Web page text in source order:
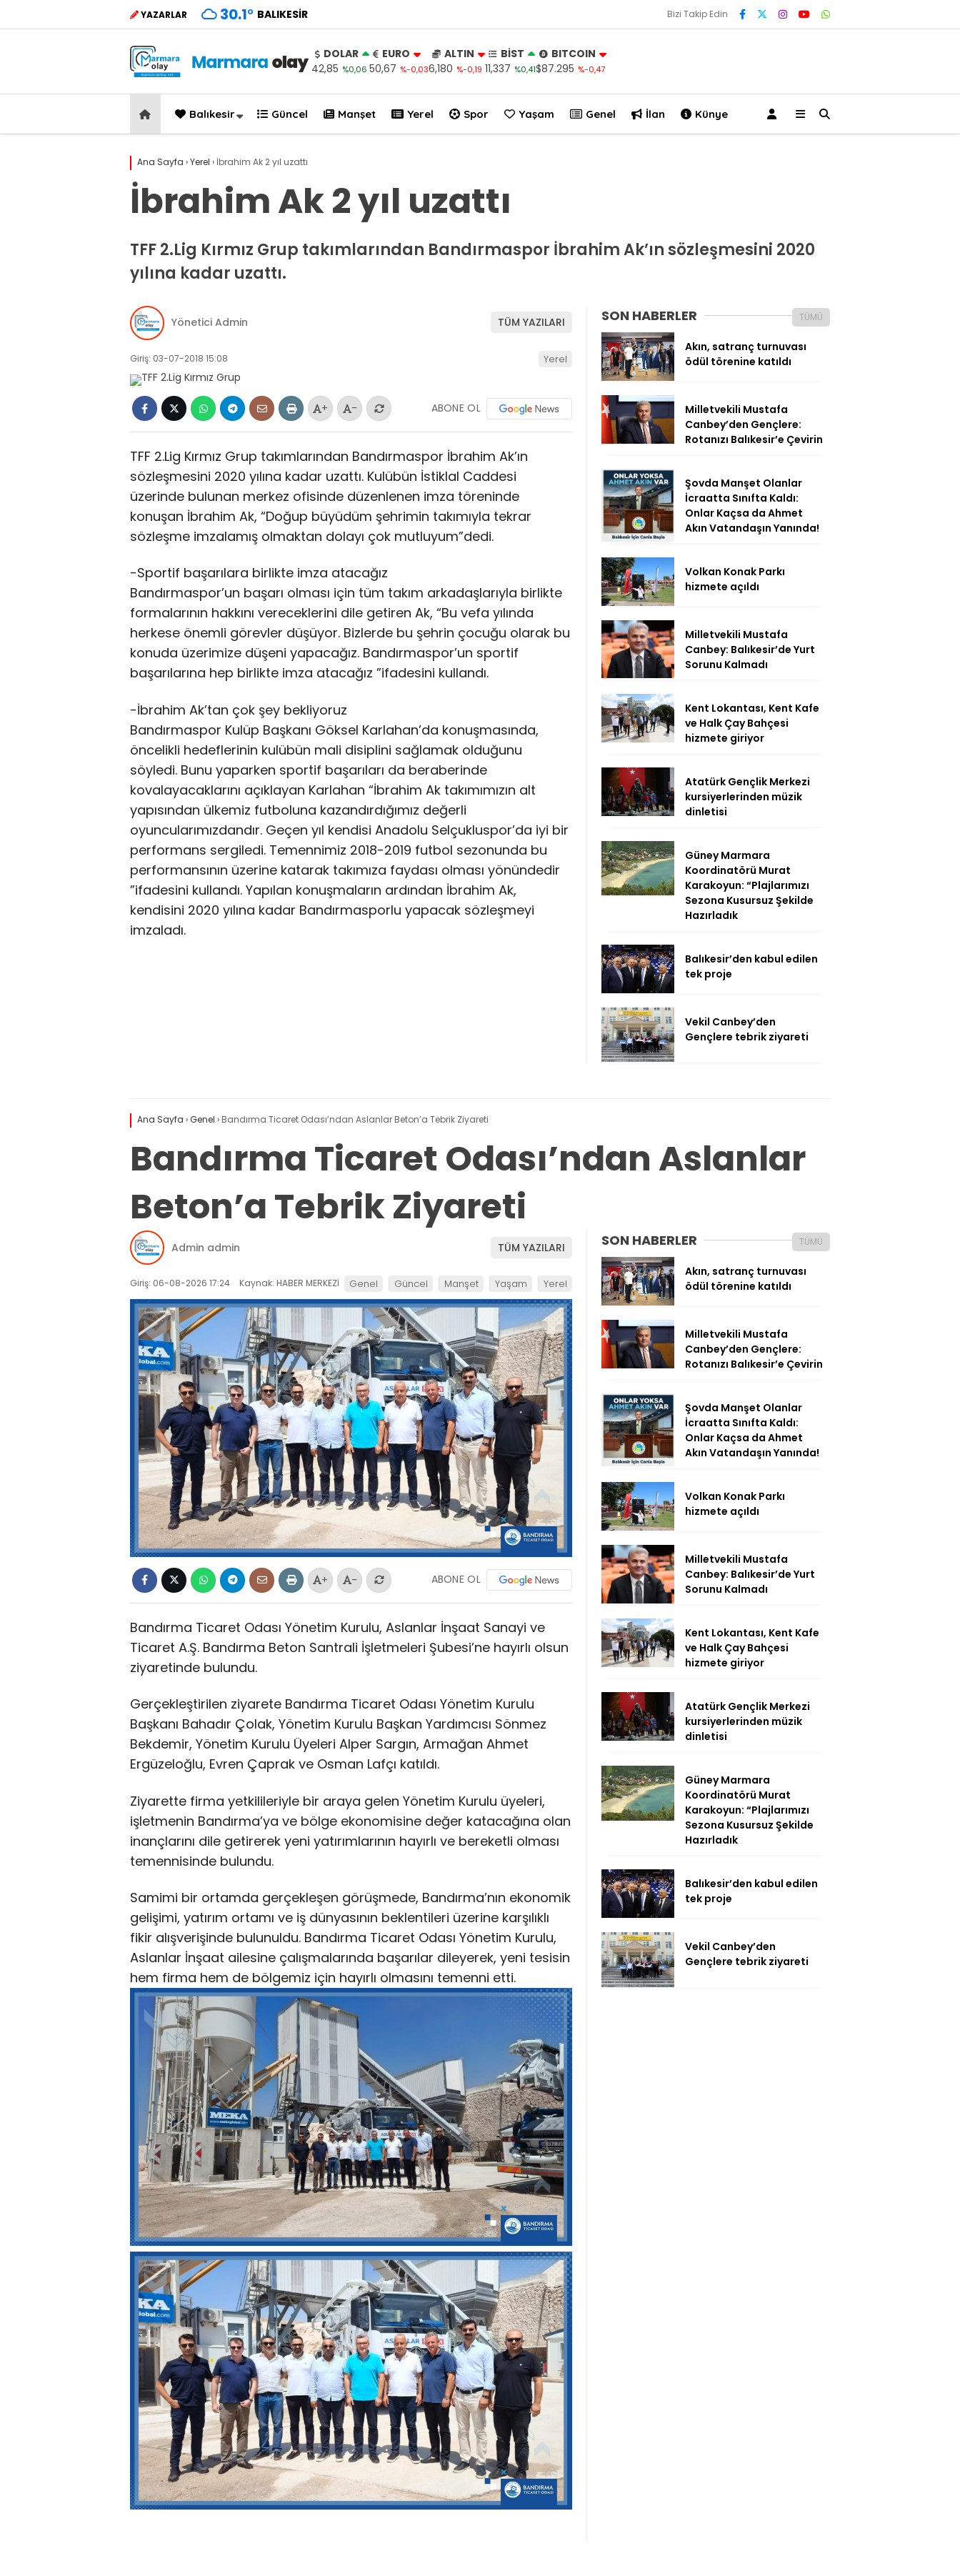
YAZARLAR 30.1° BALIKESIR Bizi Takip Edin
DOLAR
42,85 %0,06
EURO
50,67 %-0,03
ALTIN
6,180 %-0,19
BİST
11,337 %0,41
BITCOIN
$87.295 %-0,47
Balıkesir Güncel Manşet Yerel Spor Yaşam Genel İlan Künye
Ana Sayfa ›Yerel › İbrahim Ak 2 yıl uzattı
İbrahim Ak 2 yıl uzattı
TFF 2.Lig Kırmız Grup takımlarından Bandırmaspor İbrahim Ak’ın sözleşmesini 2020
yılına kadar uzattı.
Yönetici Admin TÜM YAZILARI
Giriş: 03-07-2018 15:08 Yerel
+ - ABONE OL
TFF 2.Lig Kırmız Grup takımlarından Bandırmaspor İbrahim Ak’ın
sözleşmesini 2020 yılına kadar uzattı. Kulübün İstiklal Caddesi
üzerinde bulunan merkez ofisinde düzenlenen imza töreninde
konuşan İbrahim Ak, “Doğup büyüdüm şehrimin takımıyla tekrar
sözleşme imzalamış olmaktan dolayı çok mutluyum”dedi.
-Sportif başarılara birlikte imza atacağız
Bandırmaspor’un başarı olması için tüm takım arkadaşlarıyla birlikte
formalarının hakkını vereceklerini dile getiren Ak, “Bu vefa yılında
herkese önemli görevler düşüyor. Bizlerde bu şehrin çocuğu olarak bu
konuda üzerimize düşeni yapacağız. Bandırmaspor’un sportif
başarılarına hep birlikte imza atacağız ”ifadesini kullandı.
-İbrahim Ak’tan çok şey bekliyoruz
Bandırmaspor Kulüp Başkanı Göksel Karlahan’da konuşmasında,
öncelikli hedeflerinin kulübün mali disiplini sağlamak olduğunu
söyledi. Bunu yaparken sportif başarıları da beraberinde
kovalayacaklarını açıklayan Karlahan “İbrahim Ak takımımızın alt
yapısından ülkemiz futboluna kazandırdığımız değerli
oyuncularımızdandır. Geçen yıl kendisi Anadolu Selçukluspor’da iyi bir
performans sergiledi. Temennimiz 2018-2019 futbol sezonunda bu
performansının üzerine katarak takımıza faydası olması yönündedir
”ifadesini kullandı. Yapılan konuşmaların ardından İbrahim Ak,
kendisini 2020 yılına kadar Bandırmasporlu yapacak sözleşmeyi
imzaladı.
SON HABERLER TÜMÜ
Akın, satranç turnuvası
ödül törenine katıldı
Milletvekili Mustafa
Canbey’den Gençlere:
Rotanızı Balıkesir’e Çevirin
Şovda Manşet Olanlar
İcraatta Sınıfta Kaldı:
Onlar Kaçsa da Ahmet
Akın Vatandaşın Yanında!
Volkan Konak Parkı
hizmete açıldı
Milletvekili Mustafa
Canbey: Balıkesir’de Yurt
Sorunu Kalmadı
Kent Lokantası, Kent Kafe
ve Halk Çay Bahçesi
hizmete giriyor
Atatürk Gençlik Merkezi
kursiyerlerinden müzik
dinletisi
Güney Marmara
Koordinatörü Murat
Karakoyun: “Plajlarımızı
Sezona Kusursuz Şekilde
Hazırladık
Balıkesir’den kabul edilen
tek proje
Vekil Canbey’den
Gençlere tebrik ziyareti
Ana Sayfa ›Genel › Bandırma Ticaret Odası’ndan Aslanlar Beton’a Tebrik Ziyareti
Bandırma Ticaret Odası’ndan Aslanlar
Beton’a Tebrik Ziyareti
Admin admin TÜM YAZILARI
Giriş: 06-08-2026 17:24 Kaynak: HABER MERKEZİ Genel Güncel Manşet Yaşam Yerel
+ - ABONE OL
Bandırma Ticaret Odası Yönetim Kurulu, Aslanlar İnşaat Sanayi ve
Ticaret A.Ş. Bandırma Beton Santrali İşletmeleri Şubesi’ne hayırlı olsun
ziyaretinde bulundu.
Gerçekleştirilen ziyarete Bandırma Ticaret Odası Yönetim Kurulu
Başkanı Bahadır Çolak, Yönetim Kurulu Başkan Yardımcısı Sönmez
Bekdemir, Yönetim Kurulu Üyeleri Alper Sargın, Armağan Ahmet
Ergüzeloğlu, Evren Çaprak ve Osman Lafçı katıldı.
Ziyarette firma yetkilileriyle bir araya gelen Yönetim Kurulu üyeleri,
işletmenin Bandırma’ya ve bölge ekonomisine değer katacağına olan
inançlarını dile getirerek yeni yatırımlarının hayırlı ve bereketli olması
temennisinde bulundu.
Samimi bir ortamda gerçekleşen görüşmede, Bandırma’nın ekonomik
gelişimi, yatırım ortamı ve iş dünyasının beklentileri üzerine karşılıklı
fikir alışverişinde bulunuldu. Bandırma Ticaret Odası Yönetim Kurulu,
Aslanlar İnşaat ailesine çalışmalarında başarılar dileyerek, yeni tesisin
hem firma hem de bölgemiz için hayırlı olmasını temenni etti.
SON HABERLER TÜMÜ
Akın, satranç turnuvası
ödül törenine katıldı
Milletvekili Mustafa
Canbey’den Gençlere:
Rotanızı Balıkesir’e Çevirin
Şovda Manşet Olanlar
İcraatta Sınıfta Kaldı:
Onlar Kaçsa da Ahmet
Akın Vatandaşın Yanında!
Volkan Konak Parkı
hizmete açıldı
Milletvekili Mustafa
Canbey: Balıkesir’de Yurt
Sorunu Kalmadı
Kent Lokantası, Kent Kafe
ve Halk Çay Bahçesi
hizmete giriyor
Atatürk Gençlik Merkezi
kursiyerlerinden müzik
dinletisi
Güney Marmara
Koordinatörü Murat
Karakoyun: “Plajlarımızı
Sezona Kusursuz Şekilde
Hazırladık
Balıkesir’den kabul edilen
tek proje
Vekil Canbey’den
Gençlere tebrik ziyareti